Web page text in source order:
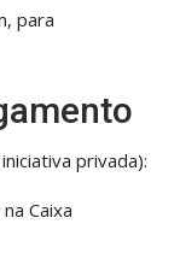
para
privada):
Caixa